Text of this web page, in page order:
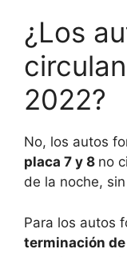
¿Los
2022?
No, los autos
placa 7 y 8 no
de la noche,
Para los autos
terminación